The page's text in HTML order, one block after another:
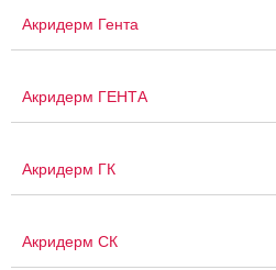
Акридерм Гента
Акридерм ГЕНТА
Акридерм ГК
Акридерм СК